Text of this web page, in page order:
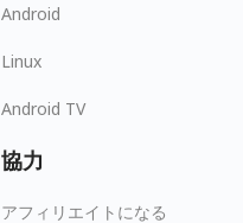
Android
Linux
Android TV
協力
アフィリエイトになる